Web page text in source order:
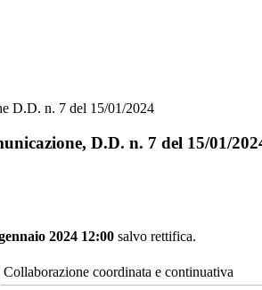
D.D. n. 7 del 15/01/2024
D.D. n. 7 del 15/01/
2024 12:00 salvo rettifica.
Collaborazione coordinata e continuativa